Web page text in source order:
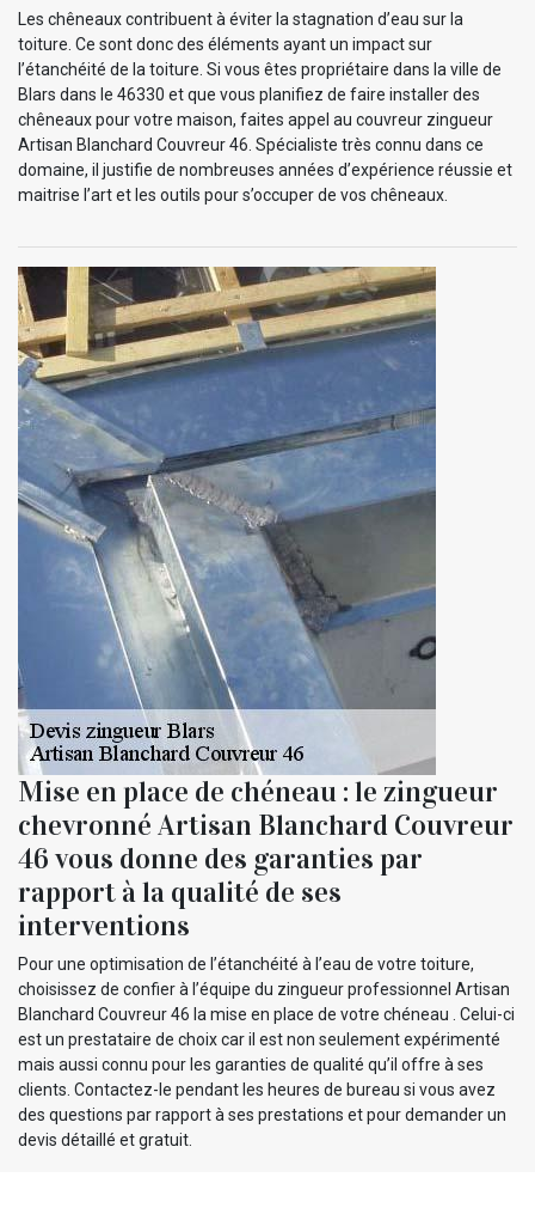
Les chêneaux contribuent à éviter la stagnation d’eau sur la
toiture. Ce sont donc des éléments ayant un impact sur
l’étanchéité de la toiture. Si vous êtes propriétaire dans la ville de
Blars dans le 46330 et que vous planifiez de faire installer des
chêneaux pour votre maison, faites appel au couvreur zingueur
Artisan Blanchard Couvreur 46. Spécialiste très connu dans ce
domaine, il justifie de nombreuses années d’expérience réussie et
maitrise l’art et les outils pour s’occuper de vos chêneaux.
Mise en place de chéneau : le zingueur
chevronné Artisan Blanchard Couvreur
46 vous donne des garanties par
rapport à la qualité de ses
interventions
Pour une optimisation de l’étanchéité à l’eau de votre toiture,
choisissez de confier à l’équipe du zingueur professionnel Artisan
Blanchard Couvreur 46 la mise en place de votre chéneau . Celui-ci
est un prestataire de choix car il est non seulement expérimenté
mais aussi connu pour les garanties de qualité qu’il offre à ses
clients. Contactez-le pendant les heures de bureau si vous avez
des questions par rapport à ses prestations et pour demander un
devis détaillé et gratuit.